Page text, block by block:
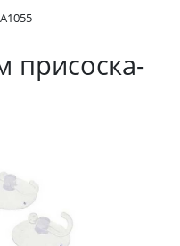
присоска-